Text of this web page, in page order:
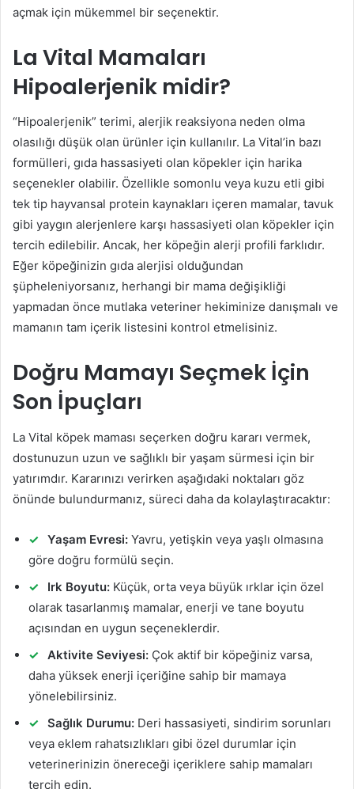
açmak için mükemmel bir seçenektir.
La Vital Mamaları
Hipoalerjenik midir?
“Hipoalerjenik” terimi, alerjik reaksiyona neden olma
olasılığı düşük olan ürünler için kullanılır. La Vital’in bazı
formülleri, gıda hassasiyeti olan köpekler için harika
seçenekler olabilir. Özellikle somonlu veya kuzu etli gibi
tek tip hayvansal protein kaynakları içeren mamalar, tavuk
gibi yaygın alerjenlere karşı hassasiyeti olan köpekler için
tercih edilebilir. Ancak, her köpeğin alerji profili farklıdır.
Eğer köpeğinizin gıda alerjisi olduğundan
şüpheleniyorsanız, herhangi bir mama değişikliği
yapmadan önce mutlaka veteriner hekiminize danışmalı ve
mamanın tam içerik listesini kontrol etmelisiniz.
Doğru Mamayı Seçmek İçin
Son İpuçları
La Vital köpek maması seçerken doğru kararı vermek,
dostunuzun uzun ve sağlıklı bir yaşam sürmesi için bir
yatırımdır. Kararınızı verirken aşağıdaki noktaları göz
önünde bulundurmanız, süreci daha da kolaylaştıracaktır:
Yaşam Evresi: Yavru, yetişkin veya yaşlı olmasına
göre doğru formülü seçin.
Irk Boyutu: Küçük, orta veya büyük ırklar için özel
olarak tasarlanmış mamalar, enerji ve tane boyutu
açısından en uygun seçeneklerdir.
Aktivite Seviyesi: Çok aktif bir köpeğiniz varsa,
daha yüksek enerji içeriğine sahip bir mamaya
yönelebilirsiniz.
Sağlık Durumu: Deri hassasiyeti, sindirim sorunları
veya eklem rahatsızlıkları gibi özel durumlar için
veterinerinizin önereceği içeriklere sahip mamaları
tercih edin.